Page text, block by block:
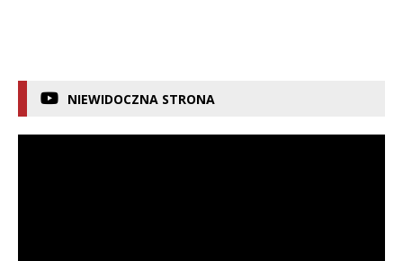
NIEWIDOCZNA STRONA